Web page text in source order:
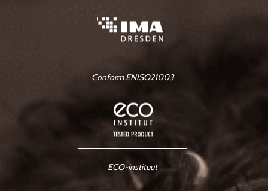
Conform ENISO21003
ECO-instituut